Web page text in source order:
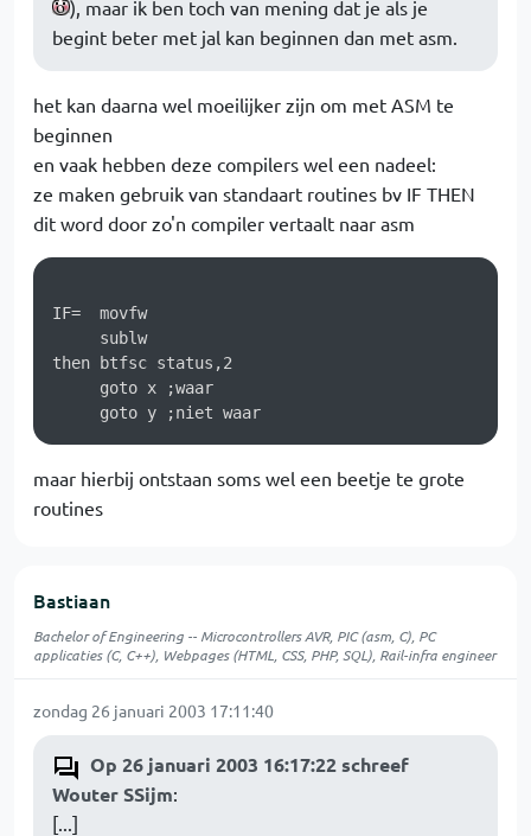
), maar ik ben toch van mening dat je als je
begint beter met jal kan beginnen dan met asm.
het kan daarna wel moeilijker zijn om met ASM te
beginnen
en vaak hebben deze compilers wel een nadeel:
ze maken gebruik van standaart routines bv IF THEN
dit word door zo'n compiler vertaalt naar asm
IF=  movfw
     sublw
then btfsc status,2
     goto x ;waar
maar hierbij ontstaan soms wel een beetje te grote
routines
Bastiaan
Bachelor of Engineering -- Microcontrollers AVR, PIC (asm, C), PC
applicaties (C, C++), Webpages (HTML, CSS, PHP, SQL), Rail-infra engineer
zondag 26 januari 2003 17:11:40
Op 26 januari 2003 16:17:22 schreef
Wouter SSijm:
[...]